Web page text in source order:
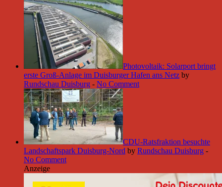
Photovoltaik: Solarport bringt
erste Groß-Anlage im Duisburger Hafen ans Netz by
Rundschau Duisburg - No Comment
CDU-Ratsfraktion besuchte
Landschaftspark Duisburg-Nord by Rundschau Duisburg -
No Comment
Anzeige